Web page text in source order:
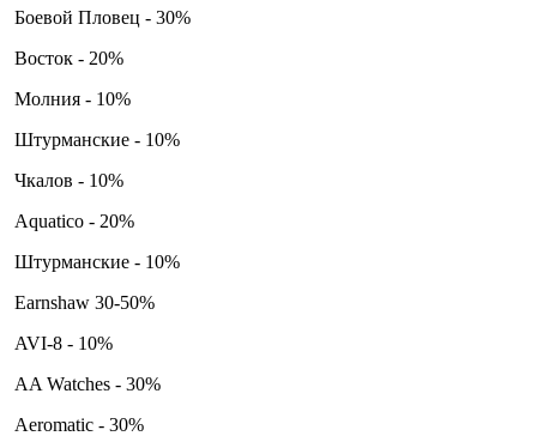
Боевой Пловец - 30%
Восток - 20%
Молния - 10%
Штурманские - 10%
Чкалов - 10%
Aquatico - 20%
Штурманские - 10%
Earnshaw 30-50%
AVI-8 - 10%
AA Watches - 30%
Aeromatic - 30%